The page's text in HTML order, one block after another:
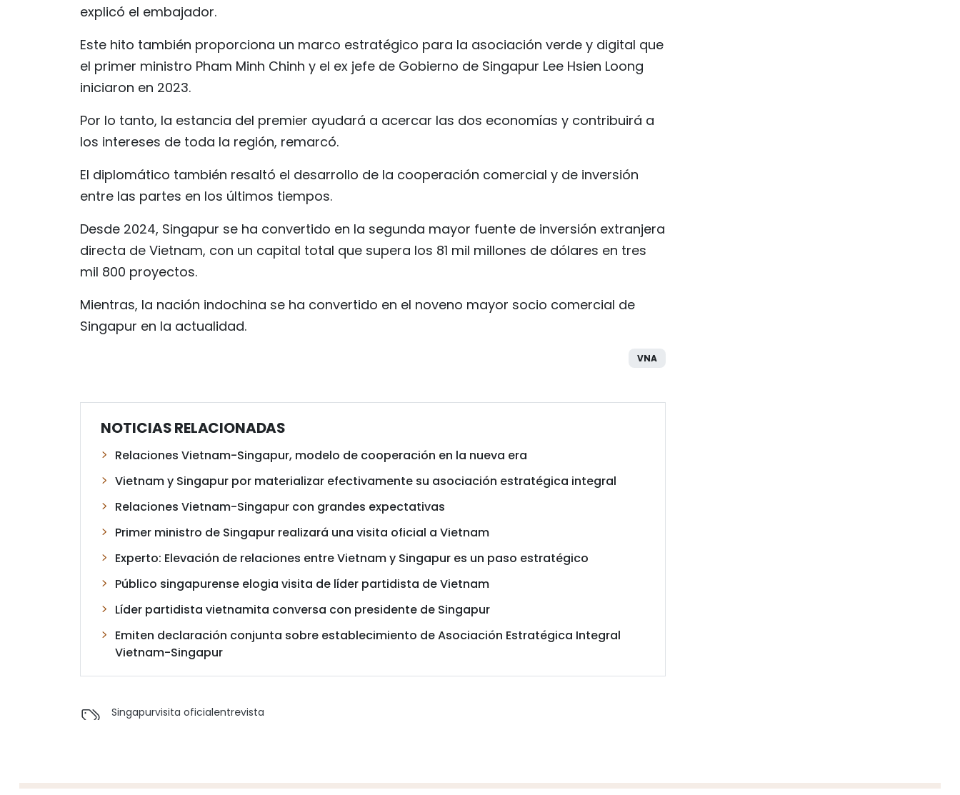
explicó el embajador.
Este hito también proporciona un marco estratégico para la asociación verde y digital que
el primer ministro Pham Minh Chinh y el ex jefe de Gobierno de Singapur Lee Hsien Loong
iniciaron en 2023.
Por lo tanto, la estancia del premier ayudará a acercar las dos economías y contribuirá a
los intereses de toda la región, remarcó.
El diplomático también resaltó el desarrollo de la cooperación comercial y de inversión
entre las partes en los últimos tiempos.
Desde 2024, Singapur se ha convertido en la segunda mayor fuente de inversión extranjera
directa de Vietnam, con un capital total que supera los 81 mil millones de dólares en tres
mil 800 proyectos.
Mientras, la nación indochina se ha convertido en el noveno mayor socio comercial de
Singapur en la actualidad.
VNA
NOTICIAS RELACIONADAS
Relaciones Vietnam-Singapur, modelo de cooperación en la nueva era
Vietnam y Singapur por materializar efectivamente su asociación estratégica integral
Relaciones Vietnam-Singapur con grandes expectativas
Primer ministro de Singapur realizará una visita oficial a Vietnam
Experto: Elevación de relaciones entre Vietnam y Singapur es un paso estratégico
Público singapurense elogia visita de líder partidista de Vietnam
Líder partidista vietnamita conversa con presidente de Singapur
Emiten declaración conjunta sobre establecimiento de Asociación Estratégica Integral
Vietnam-Singapur
Singapurvisita oficialentrevista